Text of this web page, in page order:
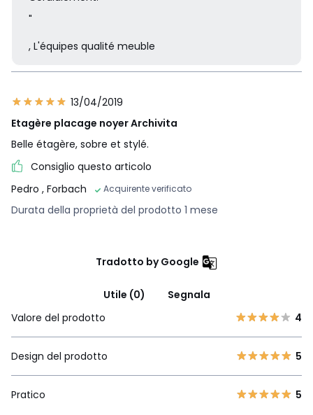
"
, L'équipes qualité meuble
13/04/2019
Etagère placage noyer Archivita
Belle étagère, sobre et stylé.
Consiglio questo articolo
Pedro , Forbach Acquirente verificato
Durata della proprietà del prodotto 1 mese
Tradotto by Google
Utile (0)
Segnala
Valore del prodotto
4
Design del prodotto 5
Pratico 5